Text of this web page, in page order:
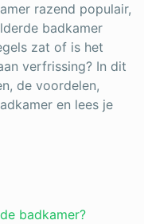
razend populair,
badkamer
zat of is het
verfrissing? In dit
de voordelen,
en lees je
badkamer?